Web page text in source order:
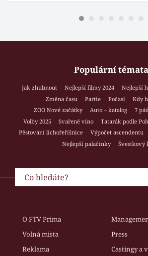
Populární témata
Jak zhubnout Nejlepší filmy 2024 Nejlepší
Změna času
Partie Počasí
Kdy
ZOO Nové začátky
Auto – katalog
7
Volby 2025
Svařené víno Tatarák podle
Pěstování lichořeřišnice
Výpočet ascendentu
Nejlepší palačinky
Švestkový
O FTV Prima
Volná místa
Press
Reklama
Castingy a